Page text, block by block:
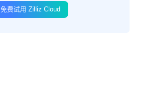
免费试用 Zilliz Cloud